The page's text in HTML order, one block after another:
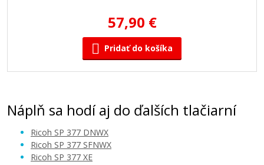
57,90 €
Pridať do košíka
Náplň sa hodí aj do ďalších tlačiarní
Ricoh SP 377 DNWX
Ricoh SP 377 SFNWX
Ricoh SP 377 XE